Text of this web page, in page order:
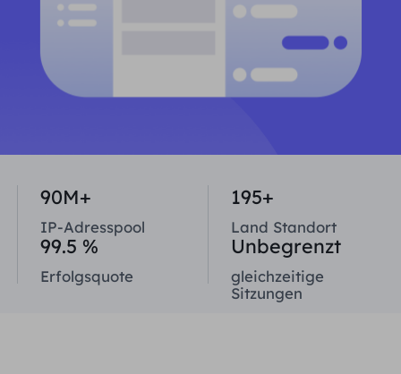
Anzeigenüberprüfung
Web Scraping und Crawling
KOSTENLOSE WERKZEUGE
Benutzerhandbuch
Weitere Integrationen
中文
Indonesia
Русский
Genießen77 % Rabatt und handeln Sie jetzt!
Wohnimmobilien $0/GB
Einloggen Melden Sie sich an
90M+
IP-Adresspool
195+
Land Standort
99.5 %
Erfolgsquote
Unbegrenzt
gleichzeitige
Sitzungen